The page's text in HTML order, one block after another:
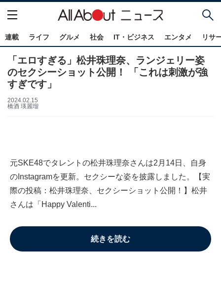
連載 ライフ グルメ 社会 IT・ビジネス エンタメ リサ
「エロすぎる」松井珠理奈、ランジェリー姿
のセクシーショット公開！ 「これは刺激が強
すぎです」
2024.02.15
橋酒 瑛麗瑠
元SKE48でタレントの松井珠理奈さんは2月14日、自身
のInstagramを更新。セクシーな姿を披露しました。【実
際の投稿：松井珠理奈、セクシーショット公開！】松井
さんは「Happy Valenti...
続きを読む